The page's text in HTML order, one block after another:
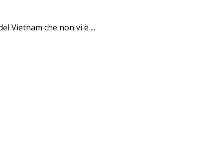
Vietnam che non vi è ...